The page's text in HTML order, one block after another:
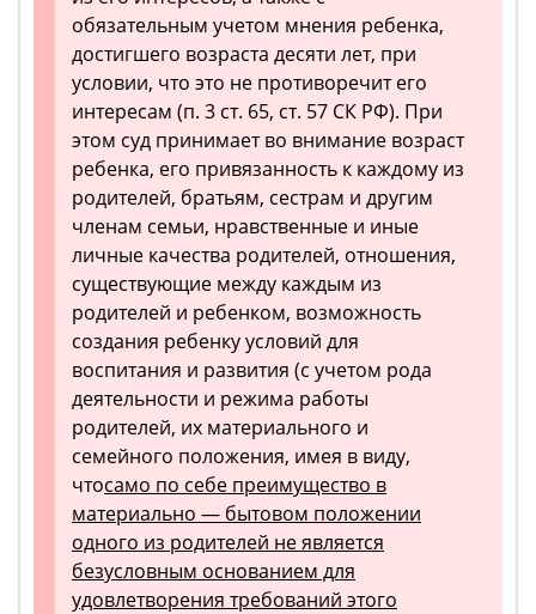
обязательным учетом мнения ребенка,
достигшего возраста десяти лет, при
условии, что это не противоречит его
интересам (п. 3 ст. 65, ст. 57 СК РФ). При
этом суд принимает во внимание возраст
ребенка, его привязанность к каждому из
родителей, братьям, сестрам и другим
членам семьи, нравственные и иные
личные качества родителей, отношения,
существующие между каждым из
родителей и ребенком, возможность
создания ребенку условий для
воспитания и развития (с учетом рода
деятельности и режима работы
родителей, их материального и
семейного положения, имея в виду,
чтосамо по себе преимущество в
материально — бытовом положении
одного из родителей не является
безусловным основанием для
удовлетворения требований этого